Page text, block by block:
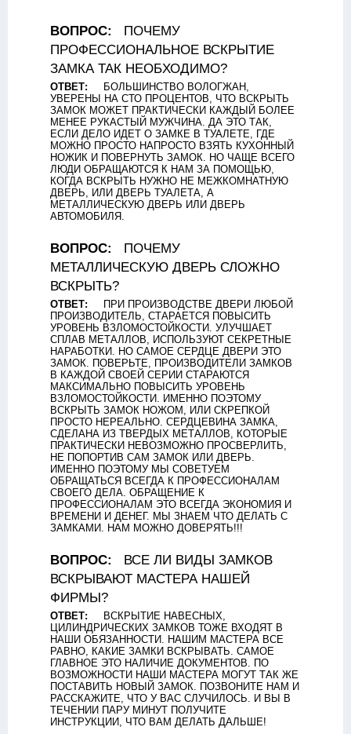
ВОПРОС:
ПОЧЕМУ
ПРОФЕССИОНАЛЬНОЕ ВСКРЫТИЕ
ЗАМКА ТАК НЕОБХОДИМО?
ОТВЕТ:
БОЛЬШИНСТВО ВОЛОГЖАН,
УВЕРЕНЫ НА СТО ПРОЦЕНТОВ, ЧТО ВСКРЫТЬ
ЗАМОК МОЖЕТ ПРАКТИЧЕСКИ КАЖДЫЙ БОЛЕЕ
МЕНЕЕ РУКАСТЫЙ МУЖЧИНА. ДА ЭТО ТАК,
ЕСЛИ ДЕЛО ИДЕТ О ЗАМКЕ В ТУАЛЕТЕ, ГДЕ
МОЖНО ПРОСТО НАПРОСТО ВЗЯТЬ КУХОННЫЙ
НОЖИК И ПОВЕРНУТЬ ЗАМОК. НО ЧАЩЕ ВСЕГО
ЛЮДИ ОБРАЩАЮТСЯ К НАМ ЗА ПОМОЩЬЮ,
КОГДА ВСКРЫТЬ НУЖНО НЕ МЕЖКОМНАТНУЮ
ДВЕРЬ, ИЛИ ДВЕРЬ ТУАЛЕТА, А
МЕТАЛЛИЧЕСКУЮ ДВЕРЬ ИЛИ ДВЕРЬ
АВТОМОБИЛЯ.
ВОПРОС:
ПОЧЕМУ
МЕТАЛЛИЧЕСКУЮ ДВЕРЬ СЛОЖНО
ВСКРЫТЬ?
ОТВЕТ:
ПРИ ПРОИЗВОДСТВЕ ДВЕРИ ЛЮБОЙ
ПРОИЗВОДИТЕЛЬ, СТАРАЕТСЯ ПОВЫСИТЬ
УРОВЕНЬ ВЗЛОМОСТОЙКОСТИ. УЛУЧШАЕТ
СПЛАВ МЕТАЛЛОВ, ИСПОЛЬЗУЮТ СЕКРЕТНЫЕ
НАРАБОТКИ. НО САМОЕ СЕРДЦЕ ДВЕРИ ЭТО
ЗАМОК. ПОВЕРЬТЕ, ПРОИЗВОДИТЕЛИ ЗАМКОВ
В КАЖДОЙ СВОЕЙ СЕРИИ СТАРАЮТСЯ
МАКСИМАЛЬНО ПОВЫСИТЬ УРОВЕНЬ
ВЗЛОМОСТОЙКОСТИ. ИМЕННО ПОЭТОМУ
ВСКРЫТЬ ЗАМОК НОЖОМ, ИЛИ СКРЕПКОЙ
ПРОСТО НЕРЕАЛЬНО. СЕРДЦЕВИНА ЗАМКА,
СДЕЛАНА ИЗ ТВЕРДЫХ МЕТАЛЛОВ, КОТОРЫЕ
ПРАКТИЧЕСКИ НЕВОЗМОЖНО ПРОСВЕРЛИТЬ,
НЕ ПОПОРТИВ САМ ЗАМОК ИЛИ ДВЕРЬ.
ИМЕННО ПОЭТОМУ МЫ СОВЕТУЕМ
ОБРАЩАТЬСЯ ВСЕГДА К ПРОФЕССИОНАЛАМ
СВОЕГО ДЕЛА. ОБРАЩЕНИЕ К
ПРОФЕССИОНАЛАМ ЭТО ВСЕГДА ЭКОНОМИЯ И
ВРЕМЕНИ И ДЕНЕГ. МЫ ЗНАЕМ ЧТО ДЕЛАТЬ С
ЗАМКАМИ. НАМ МОЖНО ДОВЕРЯТЬ!!!
ВОПРОС:
ВСЕ ЛИ ВИДЫ ЗАМКОВ
ВСКРЫВАЮТ МАСТЕРА НАШЕЙ
ФИРМЫ?
ОТВЕТ:
ВСКРЫТИЕ НАВЕСНЫХ,
ЦИЛИНДРИЧЕСКИХ ЗАМКОВ ТОЖЕ ВХОДЯТ В
НАШИ ОБЯЗАННОСТИ. НАШИМ МАСТЕРА ВСЕ
РАВНО, КАКИЕ ЗАМКИ ВСКРЫВАТЬ. САМОЕ
ГЛАВНОЕ ЭТО НАЛИЧИЕ ДОКУМЕНТОВ. ПО
ВОЗМОЖНОСТИ НАШИ МАСТЕРА МОГУТ ТАК ЖЕ
ПОСТАВИТЬ НОВЫЙ ЗАМОК. ПОЗВОНИТЕ НАМ И
РАССКАЖИТЕ, ЧТО У ВАС СЛУЧИЛОСЬ. И ВЫ В
ТЕЧЕНИИ ПАРУ МИНУТ ПОЛУЧИТЕ
ИНСТРУКЦИИ, ЧТО ВАМ ДЕЛАТЬ ДАЛЬШЕ!